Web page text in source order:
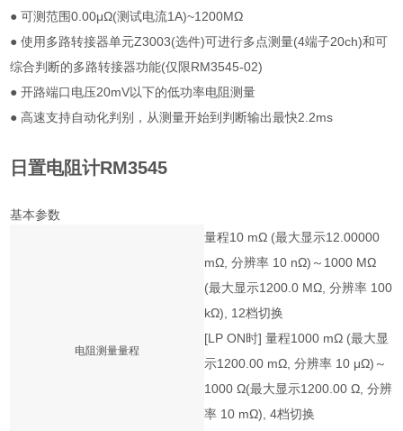
● 可测范围0.00μΩ(测试电流1A)~1200MΩ
● 使用多路转接器单元Z3003(选件)可进行多点测量(4端子20ch)和可
综合判断的多路转接器功能(仅限RM3545-02)
● 开路端口电压20mV以下的低功率电阻测量
● 高速支持自动化判别，从测量开始到判断输出最快2.2ms
日置电阻计RM3545
基本参数
电阻测量量程
量程10 mΩ (最大显示12.00000
mΩ, 分辨率 10 nΩ)～1000 MΩ
(最大显示1200.0 MΩ, 分辨率 100
kΩ), 12档切换
[LP ON时] 量程1000 mΩ (最大显
示1200.00 mΩ, 分辨率 10 μΩ)～
1000 Ω(最大显示1200.00 Ω, 分辨
率 10 mΩ), 4档切换